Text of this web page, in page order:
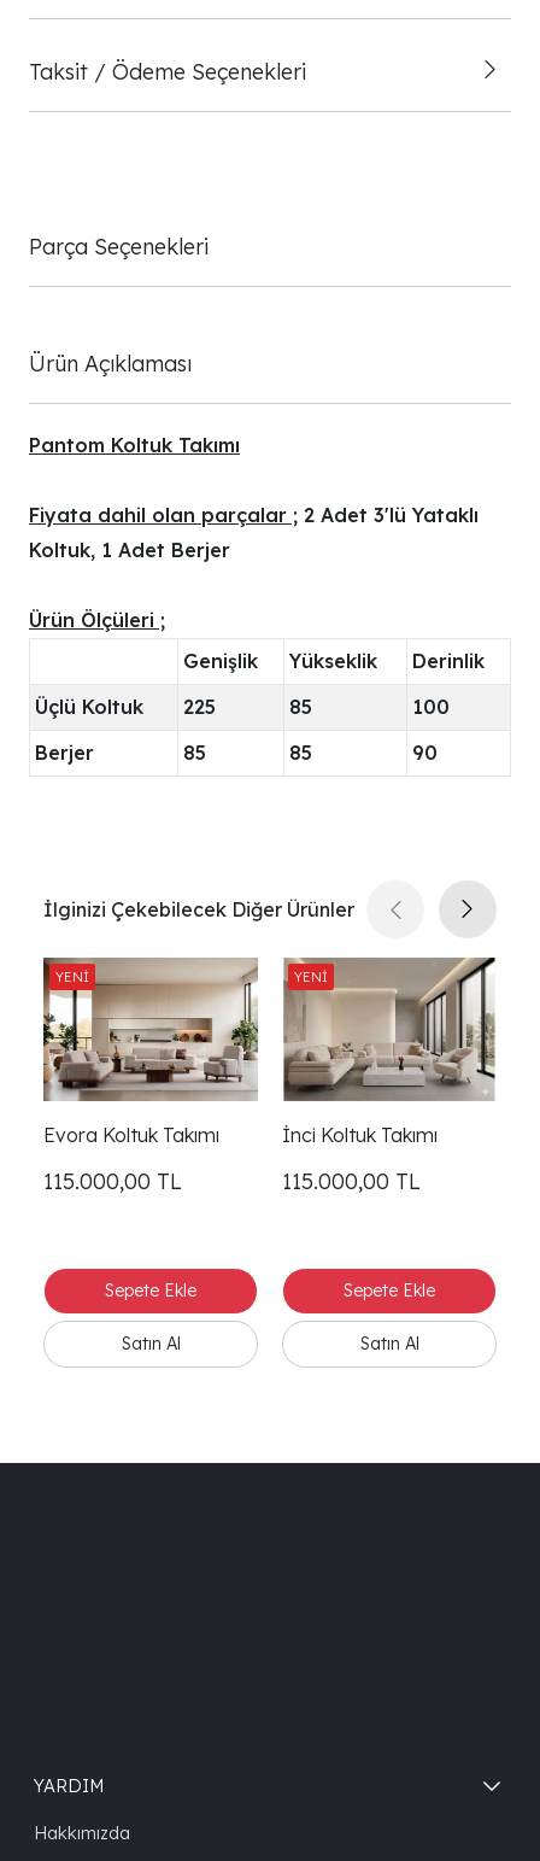
Taksit / Ödeme Seçenekleri
Parça Seçenekleri
Ürün Açıklaması
Pantom Koltuk Takımı
Fiyata dahil olan parçalar ; 2 Adet 3'lü Yataklı
Koltuk, 1 Adet Berjer
Ürün Ölçüleri ;
Genişlik
Yükseklik
Derinlik
Üçlü Koltuk
225 85
100
Berjer
85 85 90
İlginizi Çekebilecek Diğer Ürünler
Evora Koltuk Takımı
115.000,00 TL
İnci Koltuk Takımı
115.000,00 TL
YARDIM
Hakkımızda